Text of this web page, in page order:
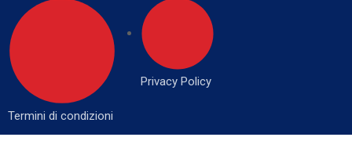
Termini di condizioni
Privacy Policy